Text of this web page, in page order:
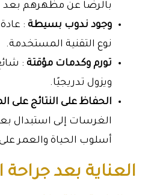
بالرضا عن مظهرهم بعد
وجود ندوب بسيطة :
نوع التقنية المستخدمة.
تورم وكدمات مؤقتة :
ويزول تدريجيًا.
الحفاظ على النتائج على
الغرسات إلى استبدال
أسلوب الحياة والعمر
العناية بعد جراحة